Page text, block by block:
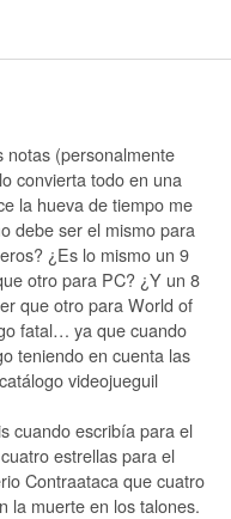
notas (personalmente
convierta todo en una
la hueva de tiempo me
debe ser el mismo para
¿Es lo mismo un 9
otro para PC? ¿Y un 8
que otro para World of
fatal… ya que cuando
teniendo en cuenta las
videojueguil
cuando escribía para el
estrellas para el
Contraataca que cuatro
la muerte en los talones.